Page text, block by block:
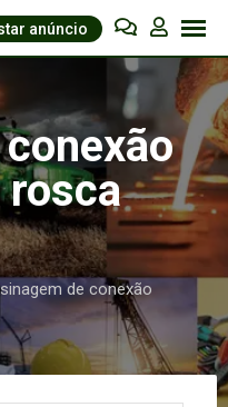
anúncio
de conexão